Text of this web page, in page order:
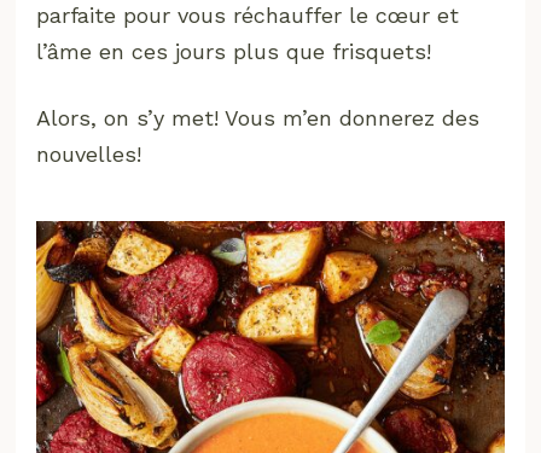
parfaite pour vous réchauffer le cœur et
l’âme en ces jours plus que frisquets!
Alors, on s’y met! Vous m’en donnerez des
nouvelles!